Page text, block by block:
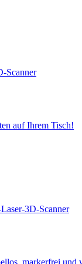
Scanner
auf Ihrem Tisch!
3D-Scanner
markerfrei und